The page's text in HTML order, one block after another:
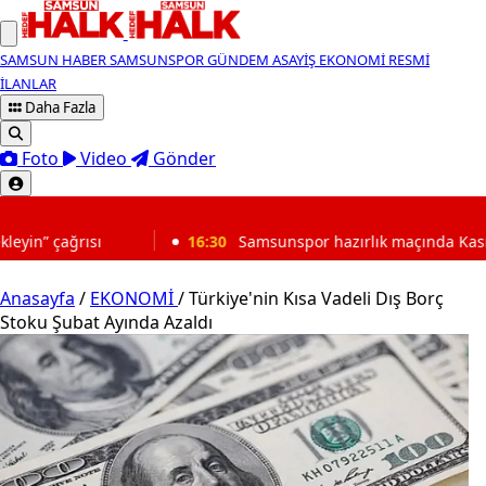
SAMSUN HABERSAMSUNSPORGÜNDEM ASAYİŞ EKONOMİ RESMİ
İLANLAR
Daha Fazla
Foto Video Gönder
16:30 Samsunspor hazırlık maçında Kasımpaşa’yı mağlup etti
Anasayfa / EKONOMİ/Türkiye'nin Kısa Vadeli Dış Borç
Stoku Şubat Ayında Azaldı